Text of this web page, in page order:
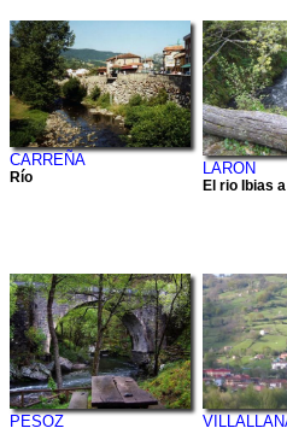
CARREÑA
Río
LARON
El rio Ibias
PESOZ